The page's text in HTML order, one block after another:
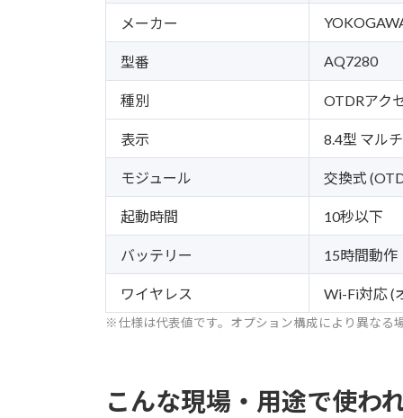
メーカー
型番 AQ7280
種別 OTDRアク
表示 8.4型 マル
モジュール 交換式
起動時間 10秒以下
バッテリー 15時間動作
ワイヤレス Wi-Fi対応 (
※仕様は代表値です。オプション構成により異なる
こんな現場・用途で使わ